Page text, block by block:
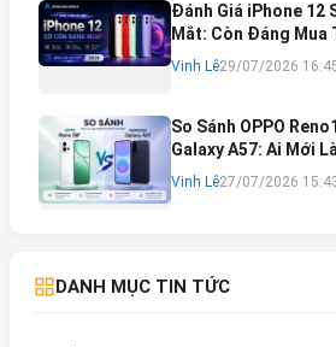
Đánh Giá iPhone 12
Mắt: Còn Đáng Mua
Vinh Lê29/07/2026
So Sánh OPPO
Galaxy A57: Ai Mới
Cận Cao Cấp?
Vinh Lê27/07/2026
DANH MỤC TIN TỨC